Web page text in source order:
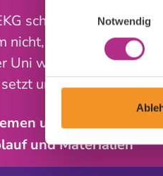
Notwendig
schreiben und
nicht, wenn man noch
Uni wenig
unser kostenloser
und Inhalte des
und Materialien